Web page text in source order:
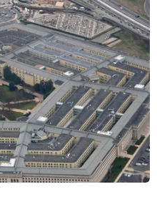
khác, nhưng các nữ
thế" trong cuộc cạnh
thương trường.